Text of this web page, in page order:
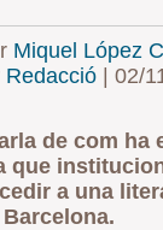
Miquel López
Redacció| 02/
de com ha
que
a una